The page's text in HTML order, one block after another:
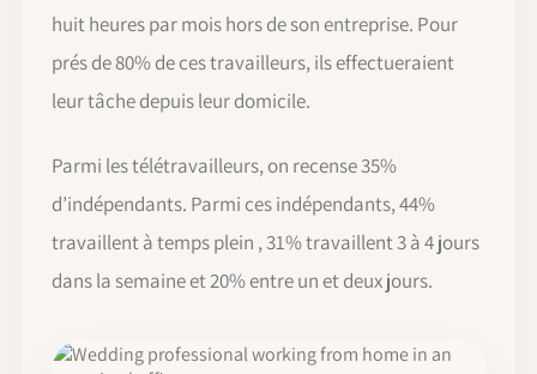
huit heures par mois hors de son entreprise. Pour
prés de 80% de ces travailleurs, ils effectueraient
leur tâche depuis leur domicile.
Parmi les télétravailleurs, on recense 35%
d’indépendants. Parmi ces indépendants, 44%
travaillent à temps plein , 31% travaillent 3 à 4 jours
dans la semaine et 20% entre un et deux jours.